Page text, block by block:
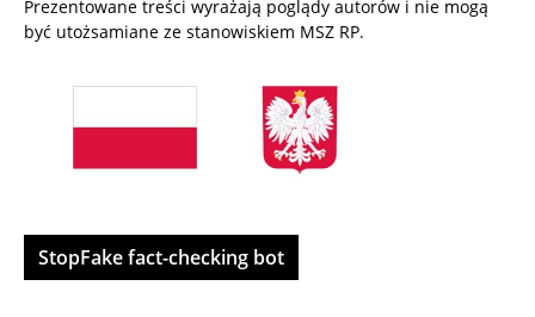
Prezentowane treści wyrażają poglądy autorów i nie mogą
być utożsamiane ze stanowiskiem MSZ RP.
StopFake fact-checking bot